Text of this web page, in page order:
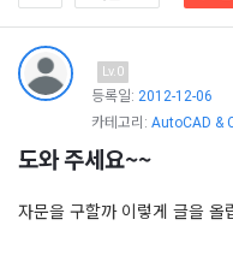
보
중
심
Lv.0
등록일: 2012-12-06
카테고리: AutoCAD &
도와 주세요~~
자문을 구할까 이렇게 글을 올